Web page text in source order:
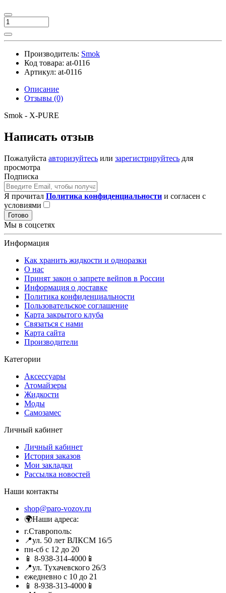
Производитель: Smok
Код товара: at-0116
Артикул: at-0116
Описание
Отзывы (0)
Smok - X-PURE
Написать отзыв
Пожалуйста авторизуйтесь или зарегистрируйтесь для
просмотра
Подписка
Я прочитал Политика конфиденциальности и согласен с
условиями
Готово
Мы в соцсетях
Информация
Как хранить жидкости и одноразки
О нас
Принят закон о запрете вейпов в России
Информация о доставке
Политика конфиденциальности
Пользовательское соглашение
Карта закрытого клуба
Связаться с нами
Карта сайта
Производители
Категории
Аксессуары
Атомайзеры
Жидкости
Моды
Самозамес
Личный кабинет
Личный кабинет
История заказов
Мои закладки
Рассылка новостей
Наши контакты
shop@paro-vozov.ru
🌍Наши адреса:
г.Ставрополь:
📍ул. 50 лет ВЛКСМ 16/5
пн-сб с 12 до 20
📱 8-938-314-4000📱
📍ул. Тухачевского 26/3
ежедневно с 10 до 21
📱 8-938-313-4000📱